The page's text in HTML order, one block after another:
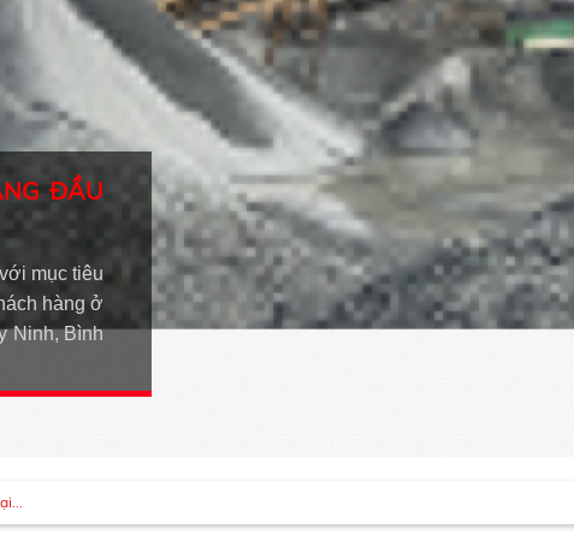
ĐẦU
mục tiêu
hàng ở
Ninh, Bình